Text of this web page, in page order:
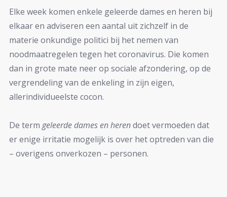
Elke week komen enkele geleerde dames en heren bij
elkaar en adviseren een aantal uit zichzelf in de
materie onkundige politici bij het nemen van
noodmaatregelen tegen het coronavirus. Die komen
dan in grote mate neer op sociale afzondering, op de
vergrendeling van de enkeling in zijn eigen,
allerindividueelste cocon.
De term geleerde dames en herendoet vermoeden dat
er enige irritatie mogelijk is over het optreden van die
– overigens onverkozen – personen.